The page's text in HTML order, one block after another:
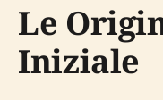
Le
Iniziale